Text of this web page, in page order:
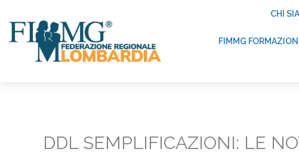
contenuto
CHI
FIMMG
DDL SEMPLIFICAZIONI: LE